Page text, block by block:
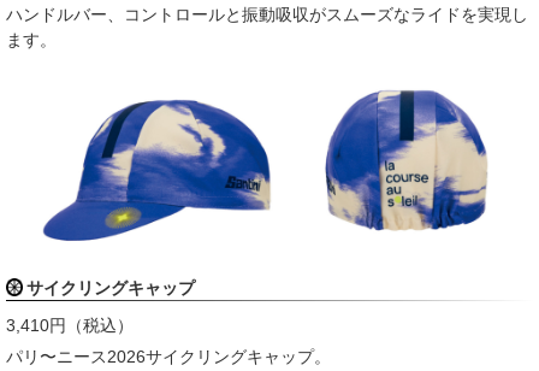
ハンドルバー、コントロールと振動吸収がスムーズなライドを実現し
ます。
サイクリングキャップ
3,410円（税込）
パリ〜ニース2026サイクリングキャップ。